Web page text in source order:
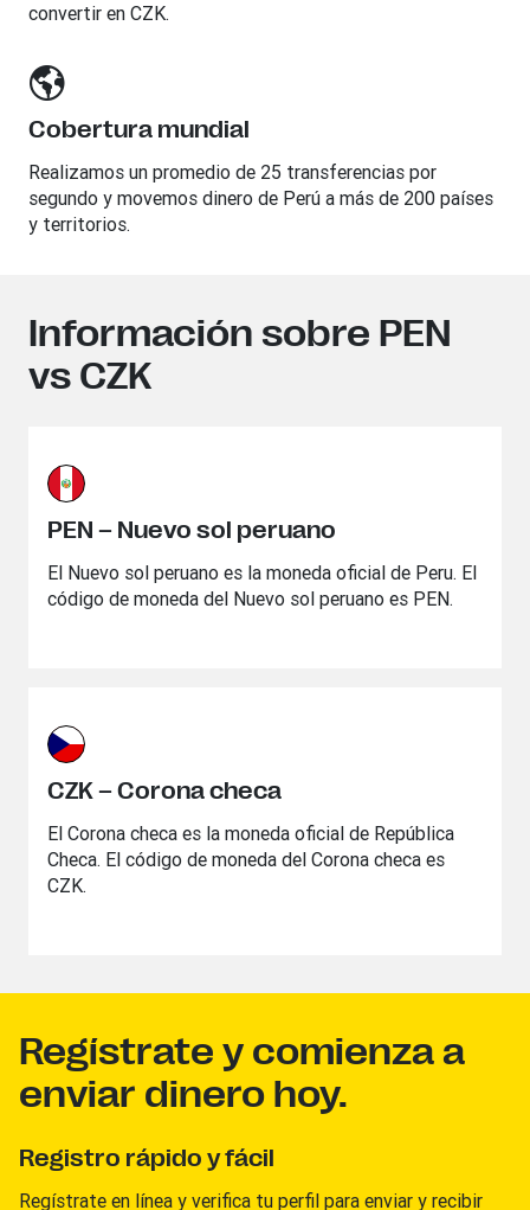
convertir en CZK.
Cobertura mundial
Realizamos un promedio de 25 transferencias por
segundo y movemos dinero de Perú a más de 200 países
y territorios.
Información sobre PEN
vs CZK
PEN – Nuevo sol peruano
El Nuevo sol peruano es la moneda oficial de Peru. El
código de moneda del Nuevo sol peruano es PEN.
CZK – Corona checa
El Corona checa es la moneda oficial de República
Checa. El código de moneda del Corona checa es
CZK.
Regístrate y comienza a
enviar dinero hoy.
Registro rápido y fácil
Regístrate en línea y verifica tu perfil para enviar y recibir